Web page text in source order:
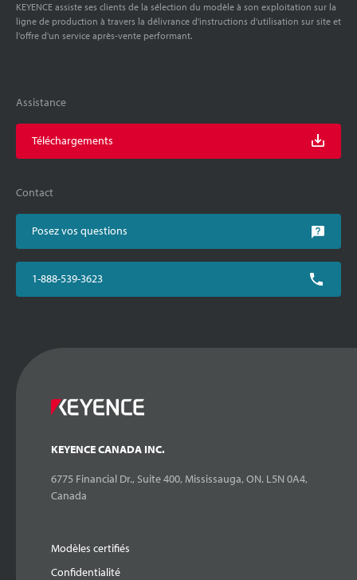
KEYENCE assiste ses clients de la sélection du modèle à son exploitation sur la
ligne de production à travers la délivrance d'instructions d'utilisation sur site et
l'offre d'un service après-vente performant.
Assistance
Téléchargements
Contact
Posez vos questions
1-888-539-3623
KEYENCE CANADA INC.
6775 Financial Dr., Suite 400, Mississauga, ON. L5N 0A4,
Canada
Modèles certifiés
Confidentialité